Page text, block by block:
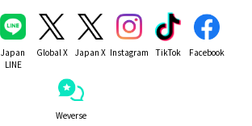
Japan
LINE
Global X Japan X Instagram TikTok Facebook
Weverse